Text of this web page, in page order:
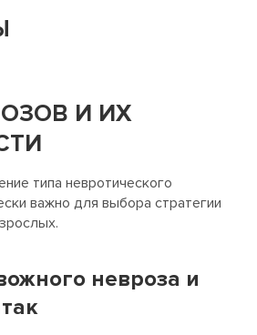
И ИХ
типа невротического
важно для выбора стратегии
невроза и